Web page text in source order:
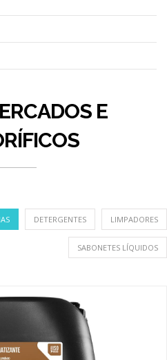
E
DETERGENTES LIMPADORES
SABONETES LÍQUIDOS